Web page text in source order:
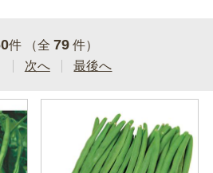
件 （全 79 件）
次へ 最後へ